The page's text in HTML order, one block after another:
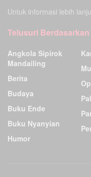
Untuk informasi lebih
Telusuri
Angkola Sipirok
Mandailing
Berita
Budaya
Buku Ende
Buku Nyanyian
Humor